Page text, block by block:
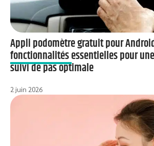
Appli podomètre gratuit pour
fonctionnalités essentielles pour
suivi de pas optimale
2 juin 2026